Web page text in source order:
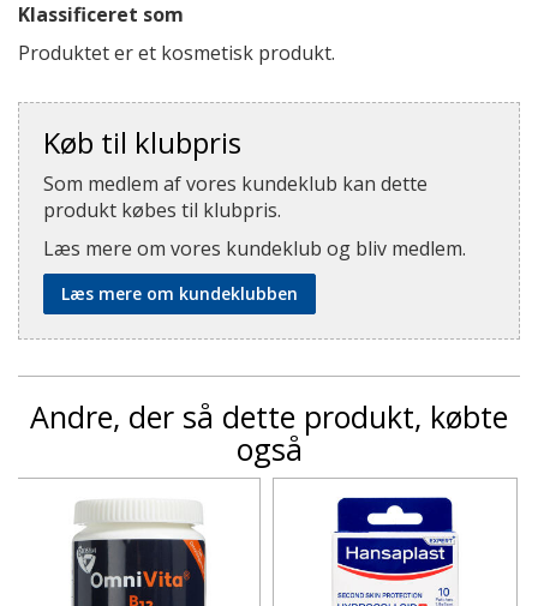
Klassificeret som
Produktet er et kosmetisk produkt.
Køb til klubpris
Som medlem af vores kundeklub kan dette
produkt købes til klubpris.
Læs mere om vores kundeklub og bliv medlem.
Læs mere om kundeklubben
Andre, der så dette produkt, købte
også